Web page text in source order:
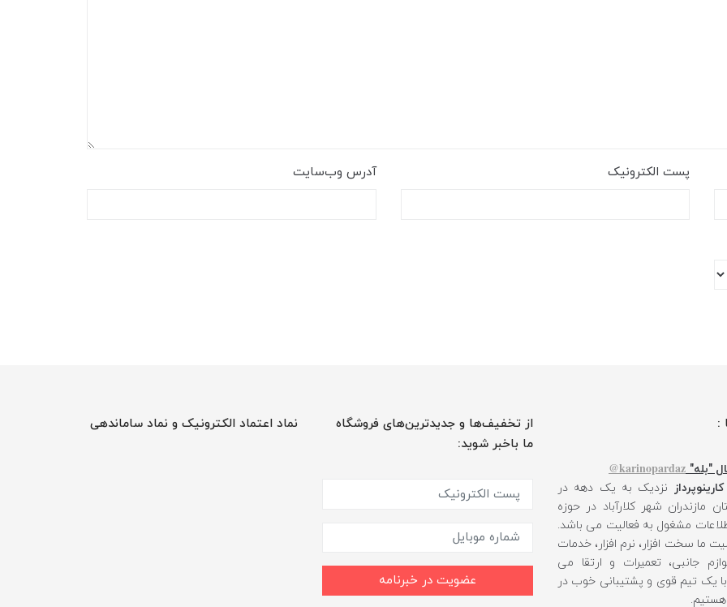
پست الکترونیک آدرس وب‌سایت
:
"بله" karinopardaz@
کارینوپرداز نزدیک به یک دهه در
مازندران شهر کلارآباد در حوزه
مشغول به فعالیت می باشد.
ما سخت افزار، نرم افزار، خدمات
جانبی، تعمیرات و ارتقا می
با یک تیم قوی و پشتیبانی خوب در
هستیم.
از تخفیف‌ها و جدیدترین‌های فروشگاه
ما باخبر شوید:
عضویت در خبرنامه
نماد اعتماد الکترونیک و نماد ساماندهی